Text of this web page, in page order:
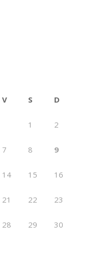
V S D
1 2
7 8 9
14 15 16
21 22 23
28 29 30